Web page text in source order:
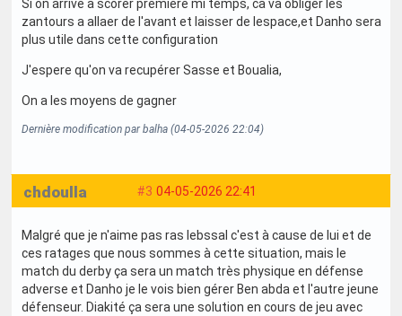
Si on arrive a scorer premiere mi temps, ca va obliger les
zantours a allaer de l'avant et laisser de lespace,et Danho sera
plus utile dans cette configuration
J'espere qu'on va recupérer Sasse et Boualia,
On a les moyens de gagner
Dernière modification par balha (04-05-2026 22:04)
#3 04-05-2026 22:41
chdoulla
Malgré que je n'aime pas ras lebssal c'est à cause de lui et de
ces ratages que nous sommes à cette situation, mais le
match du derby ça sera un match très physique en défense
adverse et Danho je le vois bien gérer Ben abda et l'autre jeune
défenseur. Diakité ça sera une solution en cours de jeu avec